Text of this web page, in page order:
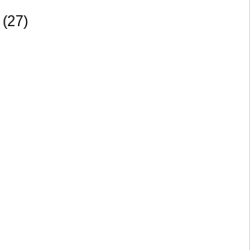
(27)